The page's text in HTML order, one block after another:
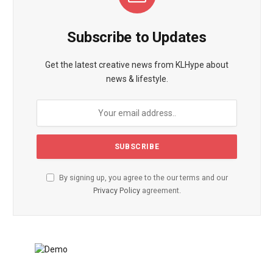
Subscribe to Updates
Get the latest creative news from KLHype about
news & lifestyle.
By signing up, you agree to the our terms and our
Privacy Policyagreement.